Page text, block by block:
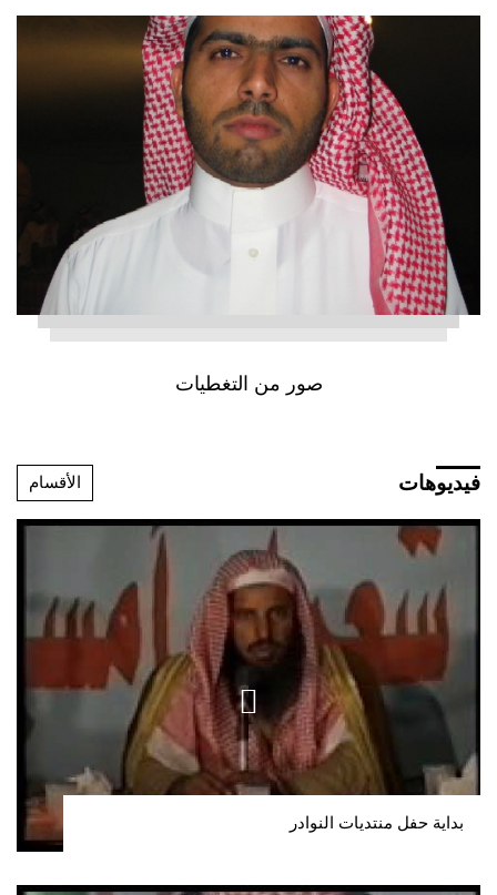
صور من التغطيات
فيديوهات الأقسام
بداية حفل منتديات النوادر